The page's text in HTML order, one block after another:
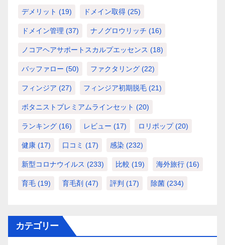
デメリット (19) ドメイン取得 (25)
ドメイン管理 (37) ナノグロウリッチ (16)
ノコアヘアサポートスカルプエッセンス (18)
バッファロー (50) ファクタリング (22)
フィンジア (27) フィンジア初期脱毛 (21)
ボタニストプレミアムラインセット (20)
ランキング (16) レビュー (17) ロリポップ(20)
健康 (17) 口コミ (17) 感染 (232)
新型コロナウイルス (233) 比較 (19) 海外旅行 (16)
育毛 (19) 育毛剤 (47) 評判 (17) 除菌 (234)
カテゴリー